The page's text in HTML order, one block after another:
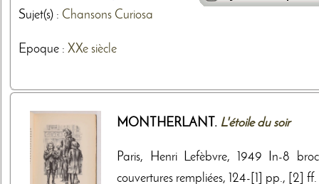
Sujet(s) : Chansons Curiosa
Epoque : XXe siècle
MONTHERLANT. L'étoile du soir
Paris, Henri Lefèbvre, 1949 In-8
couvertures rempliées, 124-[1] pp., [2] ff.